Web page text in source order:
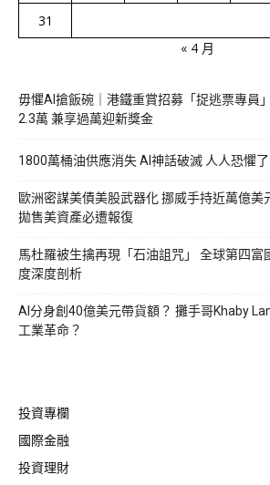
31
« 4 月
毋懼AI搶飯碗｜港鐵重賞招募「捉逃票專員
2.3萬 兼享過萬迎新獎金
1800萬桶油供應消失 AI神話破滅 人人恐懼
歐洲密謀美債美股武器化 挪威手持近萬億美
拋售美資產必遭報復
馬杜羅被生擒再現「石油詛咒」 全球第四富
度深度剖析
AI分身創40億美元帶貨額？ 攤手哥Khaby
工業革命？
投資專欄
國際金融
投資理財